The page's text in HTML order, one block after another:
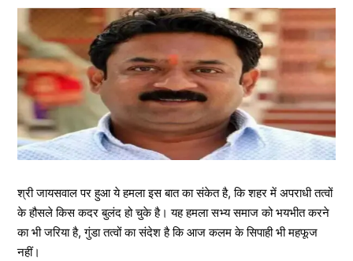
श्री जायसवाल पर हुआ ये हमला इस बात का संकेत है, कि शहर में अपराधी तत्वों
के हौसले किस कदर बुलंद हो चुके है। यह हमला सभ्य समाज को भयभीत करने
का भी जरिया है, गुंडा तत्वों का संदेश है कि आज कलम के सिपाही भी महफूज
नहीं।